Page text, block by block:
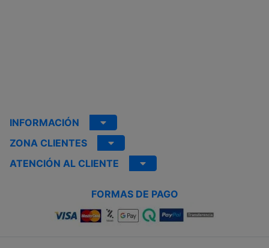
INFORMACIÓN
ZONA CLIENTES
ATENCIÓN AL CLIENTE
FORMAS DE PAGO